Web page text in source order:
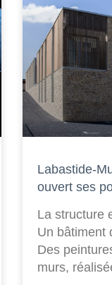
Labastide-
ouvert ses
La structure
Un bâtiment
Des
murs,